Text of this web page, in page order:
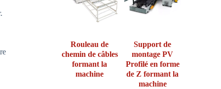
Rouleau de
chemin de câbles
formant la
machine
Support de
montage PV
Profilé en forme
de Z formant la
machine